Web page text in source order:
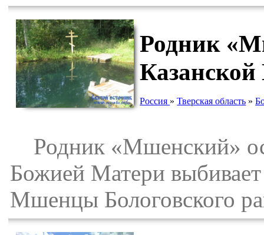
Родник
Россия »Тверская область »
Родник «Мшенский»
Божией Матери
Мшенцы Бологовского